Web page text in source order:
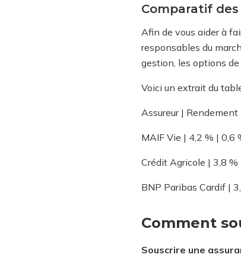
Comparatif
Afin de vous aider à
responsables du
gestion, les options
Voici un extrait du
Assureur |
MAIF Vie | 4,2 % | 0,6
Crédit Agricole | 3,8
BNP Paribas Cardif |
Comment
Souscrire une